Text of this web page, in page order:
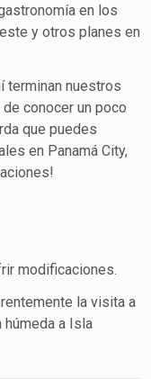
en los
y otros planes en
terminan nuestros
conocer un poco
que puedes
en Panamá City,
modificaciones.
la visita a
húmeda a Isla